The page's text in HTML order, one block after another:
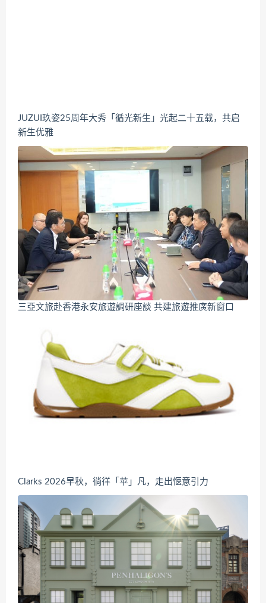
JUZUI玖姿25周年大秀「循光新生」光起二十五载，共启
新生优雅
三亞文旅赴香港永安旅遊調研座談 共建旅遊推廣新窗口
Clarks 2026早秋，徜徉「苹」凡，走出惬意引力